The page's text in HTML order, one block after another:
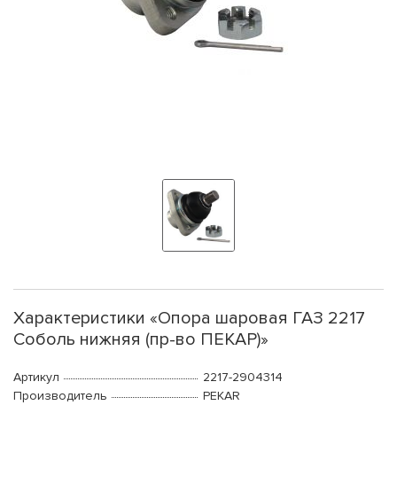
Характеристики «Опора шаровая ГАЗ 2217
Соболь нижняя (пр-во ПЕКАР)»
Артикул
2217-2904314
Производитель
PEKAR